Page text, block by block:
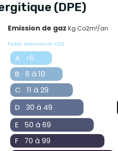
(DPE)
Emission de gaz Kg Co2m²/an
Faible émission de CO2
A <6
B 6 à 10
C 11 à 29
D 30 à 49
E 50 à 69
F 70 à 99